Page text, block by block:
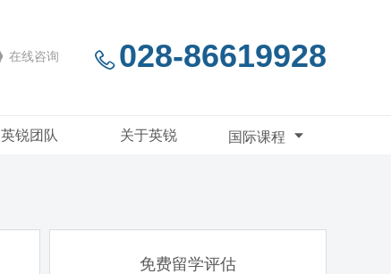
028-86619928
在线咨询
英锐团队 关于英锐 国际课程
免费留学评估